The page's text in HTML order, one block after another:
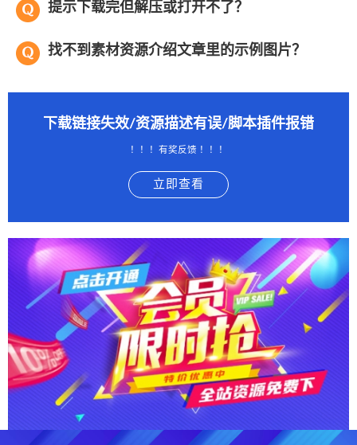
提示下载完但解压或打开不了？
找不到素材资源介绍文章里的示例图片？
下载链接失效/资源描述有误/脚本插件报错
！！！有奖反馈 ！！！
立即查看